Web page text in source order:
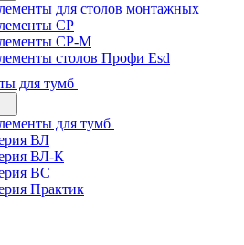
для столов монтажных
СР
СР-М
столов Профи Esd
для тумб
для тумб
ВЛ
ВЛ-К
ВС
Практик